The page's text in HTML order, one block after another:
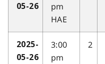
05-26
pm
HAE
2025-
05-26
3:00
pm
2